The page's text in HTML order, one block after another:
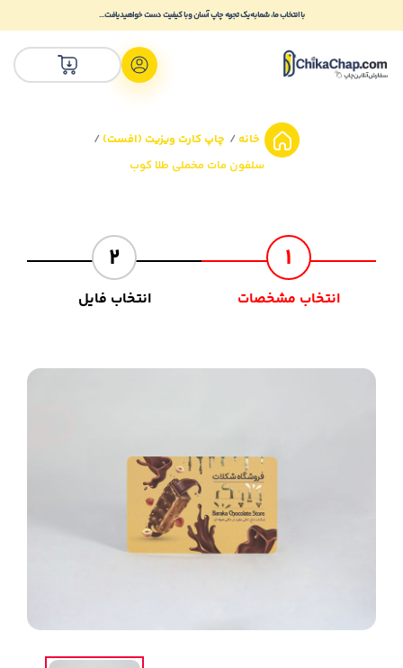
با انتخاب ما، شما به یک تجربه چاپ آسان و با کیفیت دست خواهید یافت...
خانه
چاپ کارت ویزیت (افست)
سلفون مات مخملی طلا کوب
1
انتخاب مشخصات
2
انتخاب فایل